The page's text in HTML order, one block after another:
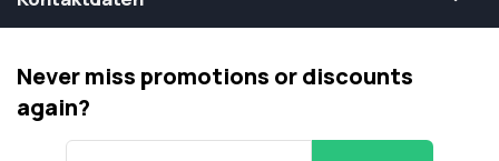
Never miss promotions or discounts
again?